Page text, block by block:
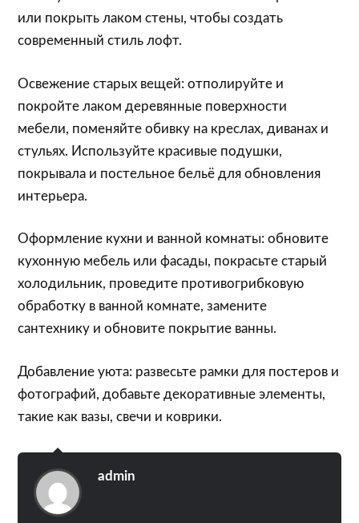
или покрыть лаком стены, чтобы создать
современный стиль лофт.
Освежение старых вещей: отполируйте и
покройте лаком деревянные поверхности
мебели, поменяйте обивку на креслах, диванах и
стульях. Используйте красивые подушки,
покрывала и постельное бельё для обновления
интерьера.
Оформление кухни и ванной комнаты: обновите
кухонную мебель или фасады, покрасьте старый
холодильник, проведите противогрибковую
обработку в ванной комнате, замените
сантехнику и обновите покрытие ванны.
Добавление уюта: развесьте рамки для постеров и
фотографий, добавьте декоративные элементы,
такие как вазы, свечи и коврики.
admin